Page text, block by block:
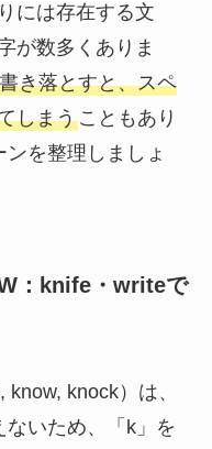
には存在する文
が数多くありま
き落とすと、スペ
しまうこともあり
を整理しましょ
：knife・writeで
know, knock）は、
いため、「k」を